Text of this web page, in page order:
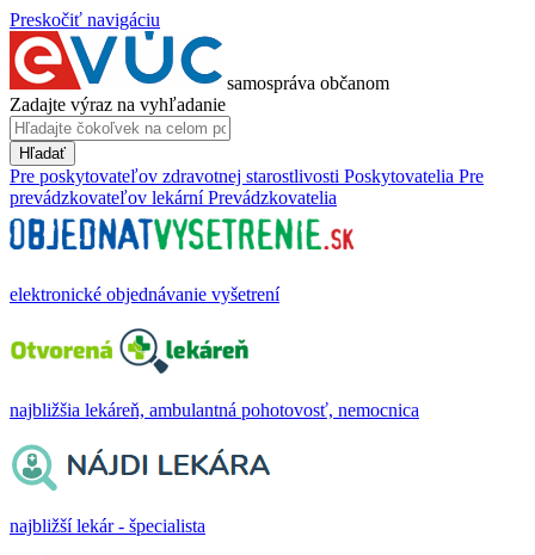
Preskočiť navigáciu
samospráva občanom
Zadajte výraz na vyhľadanie
Hľadať
Pre poskytovateľov zdravotnej starostlivosti Poskytovatelia Pre
prevádzkovateľov lekární Prevádzkovatelia
elektronické objednávanie vyšetrení
najbližšia lekáreň, ambulantná pohotovosť, nemocnica
najbližší lekár - špecialista